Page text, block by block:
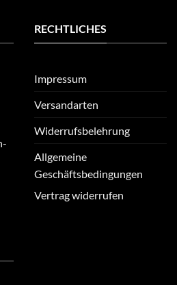
RECHTLICHES
Impressum
Versandarten
Widerrufsbelehrung
Allgemeine
Geschäftsbedingungen
Vertrag widerrufen